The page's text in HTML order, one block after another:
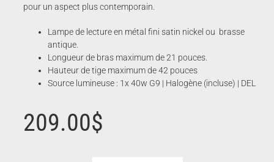
pour un aspect plus contemporain.
Lampe de lecture en métal fini satin nickel ou brasse
antique.
Longueur de bras maximum de 21 pouces.
Hauteur de tige maximum de 42 pouces
Source lumineuse : 1x 40w G9 | Halogène (incluse) | DEL
209.00$